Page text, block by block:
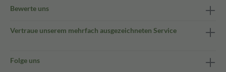
Bewerte uns
Vertraue unserem mehrfach ausgezeichneten Service
Folge uns